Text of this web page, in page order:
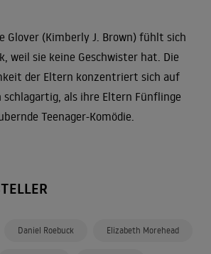
Glover (Kimberly J. Brown) fühlt sich
weil sie keine Geschwister hat. Die
der Eltern konzentriert sich auf
schlagartig, als ihre Eltern Fünflinge
Teenager-Komödie.
Daniel Roebuck Elizabeth Morehead